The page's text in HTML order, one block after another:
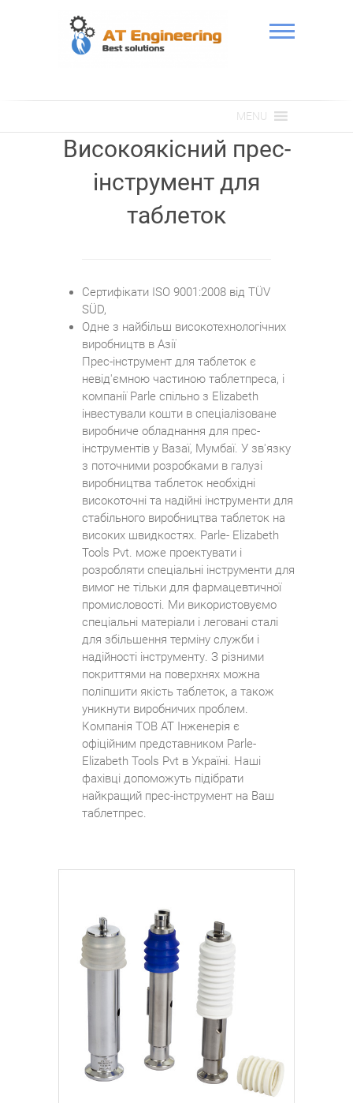
АТ Інженерія MENU
Високоякісний прес-
інструмент для
таблеток
Сертифікати ISO 9001:2008 від TÜV
SÜD,
Одне з найбільш високотехнологічних
виробництв в Азії
Прес-інструмент для таблеток є
невід'ємною частиною таблетпреса, і
компанії Parle спільно з Elizabeth
інвестували кошти в спеціалізоване
виробниче обладнання для прес-
інструментів у Вазаї, Мумбаї. У зв'язку
з поточними розробками в галузі
виробництва таблеток необхідні
високоточні та надійні інструменти для
стабільного виробництва таблеток на
високих швидкостях. Parle- Elizabeth
Tools Pvt. може проектувати і
розробляти спеціальні інструменти для
вимог не тільки для фармацевтичної
промисловості. Ми використовуємо
спеціальні матеріали і леговані сталі
для збільшення терміну служби і
надійності інструменту. З різними
покриттями на поверхнях можна
поліпшити якість таблеток, а також
уникнути виробничих проблем.
Компанія ТОВ АТ Інженерія є
офіційним представником Parle-
Elizabeth Tools Pvt в Україні. Наші
фахівці допоможуть підібрати
найкращий прес-інструмент на Ваш
таблетпрес.